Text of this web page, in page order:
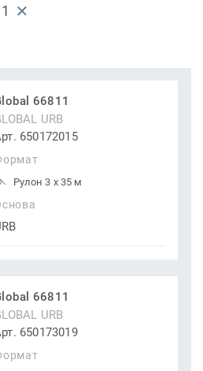
66811
URB
650172015
Рулон 3 x 35 м
66811
URB
650173019